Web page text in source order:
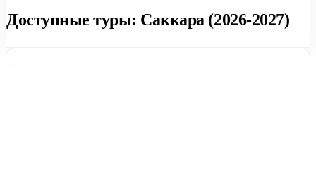
Доступные туры: Саккара (2026-2027)